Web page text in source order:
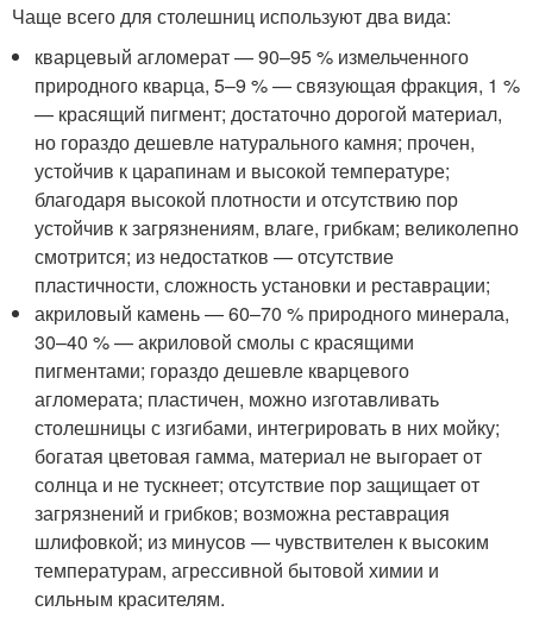
Чаще всего для столешниц используют два вида:
кварцевый агломерат — 90–95 % измельченного
природного кварца, 5–9 % — связующая фракция, 1 %
— красящий пигмент; достаточно дорогой материал,
но гораздо дешевле натурального камня; прочен,
устойчив к царапинам и высокой температуре;
благодаря высокой плотности и отсутствию пор
устойчив к загрязнениям, влаге, грибкам; великолепно
смотрится; из недостатков — отсутствие
пластичности, сложность установки и реставрации;
акриловый камень — 60–70 % природного минерала,
30–40 % — акриловой смолы с красящими
пигментами; гораздо дешевле кварцевого
агломерата; пластичен, можно изготавливать
столешницы с изгибами, интегрировать в них мойку;
богатая цветовая гамма, материал не выгорает от
солнца и не тускнеет; отсутствие пор защищает от
загрязнений и грибков; возможна реставрация
шлифовкой; из минусов — чувствителен к высоким
температурам, агрессивной бытовой химии и
сильным красителям.